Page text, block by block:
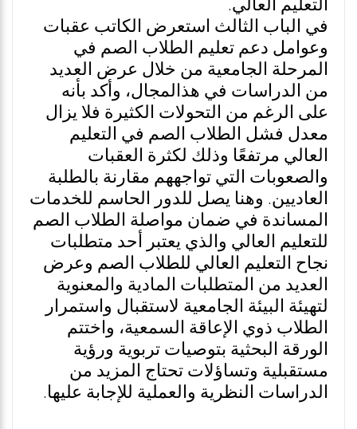
التعليم العالي.
في الباب الثالث استعرض الكاتب عقبات
وعوامل دعم تعليم الطلاب الصم في
المرحلة الجامعية من خلال عرض العديد
من الدراسات في هذالمجال، وأكد بأنه
على الرغم من التحولات الكثيرة فلا يزال
معدل فشل الطلاب الصم في التعليم
العالي مرتفعًا وذلك لكثرة العقبات
والصعوبات التي تواجههم مقارنة بالطلبة
العاديين. وهنا يصل للدور الحاسم للخدمات
المساندة في ضمان مواصلة الطلاب الصم
للتعليم العالي والذي يعتبر أحد متطلبات
نجاح التعليم العالي للطلاب الصم وعرض
العديد من المتطلبات المادية والمعنوية
لتهيئة البيئة الجامعية لاستقبال واستمرار
الطلاب ذوي الإعاقة السمعية، واختتم
الورقة البحثية بتوصيات تربوية ورؤية
مستقبلية وتساؤلات تحتاج المزيد من
الدراسات النظرية والعملية للإجابة عليها.